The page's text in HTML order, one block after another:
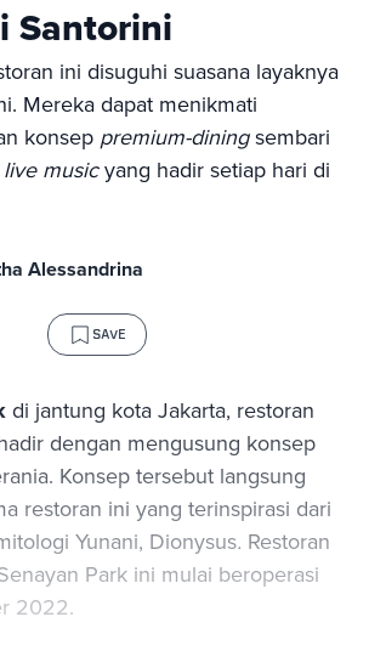
Santorini
ini disuguhi suasana layaknya
Mereka dapat menikmati
konsep premium-diningsembari
livemusicyang hadir setiap hari di
Alessandrina
SAVE
di jantung kota Jakarta, restoran
dengan mengusung konsep
Konsep tersebut langsung
restoran ini yang terinspirasi dari
Yunani, Dionysus. Restoran
Park ini mulai beroperasi
2022.